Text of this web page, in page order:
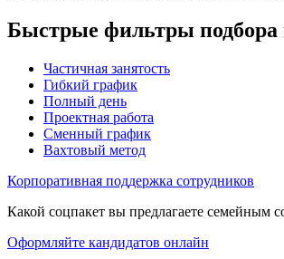
Быстрые фильтры подбора
Частичная занятость
Гибкий график
Полный день
Проектная работа
Сменный график
Вахтовый метод
Корпоративная поддержка сотрудников
Какой соцпакет вы предлагаете семейным
Оформляйте кандидатов онлайн